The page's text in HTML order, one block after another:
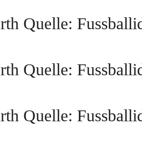
Quelle:
Quelle:
Quelle: